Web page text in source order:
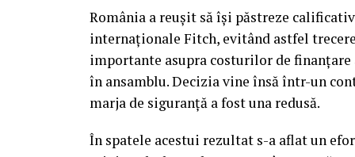
reale, eliminând riscul derapajelor
Autoritatea instituțională:Poziționarea
limite clare în gestionarea banului public.
Un răgaz crucial pentru
recalibrarea politicilor economice. În
România a reușit să își păstreze
internaționale Fitch, evitând astfel
importante asupra costurilor de
în ansamblu. Decizia vine însă într-un
marja de siguranță a fost una redusă.
În spatele acestui rezultat s-a aflat un